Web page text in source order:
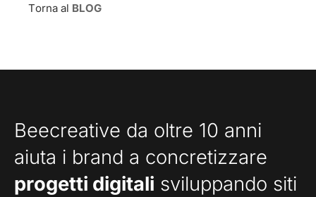
Torna al BLOG
Beecreative da oltre 10 anni
aiuta i brand a concretizzare
progetti digitali sviluppando siti